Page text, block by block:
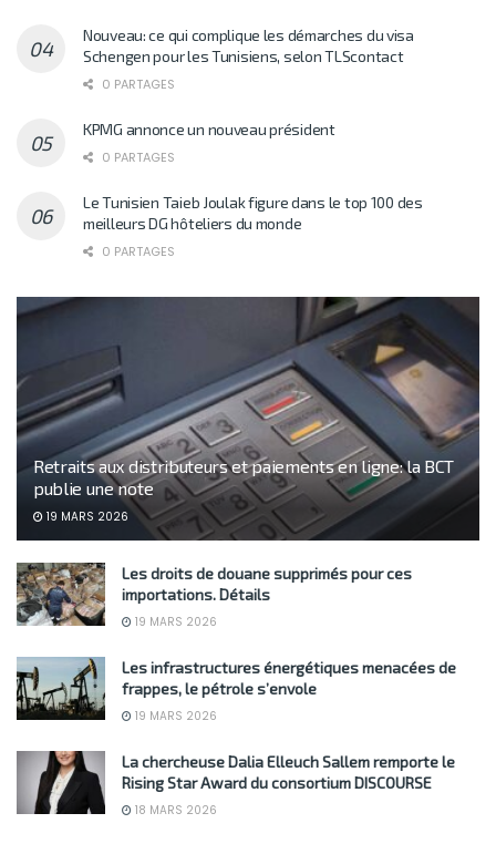
Nouveau: ce qui complique les démarches du visa
Schengen pour les Tunisiens, selon TLScontact
0 PARTAGES
KPMG annonce un nouveau président
0 PARTAGES
Le Tunisien Taieb Joulak figure dans le top 100 des
meilleurs DG hôteliers du monde
0 PARTAGES
Retraits aux distributeurs et paiements en ligne: la BCT
publie une note
19 MARS 2026
Les droits de douane supprimés pour ces
importations. Détails
19 MARS 2026
Les infrastructures énergétiques menacées de
frappes, le pétrole s’envole
19 MARS 2026
La chercheuse Dalia Elleuch Sallem remporte le
Rising Star Award du consortium DISCOURSE
18 MARS 2026